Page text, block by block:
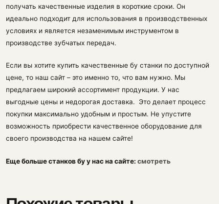
получать качественные изделия в короткие сроки. Он
идеально подходит для использования в производственных
условиях и является незаменимым инструментом в
производстве зубчатых передач.
Если вы хотите купить качественные бу станки по доступной
цене, то наш сайт – это именно то, что вам нужно. Мы
предлагаем широкий ассортимент продукции. У нас
выгодные цены и недорогая доставка. Это делает процесс
покупки максимально удобным и простым. Не упустите
возможность приобрести качественное оборудование для
своего производства на нашем сайте!
Еще больше станков бу у нас на сайте: смотреть